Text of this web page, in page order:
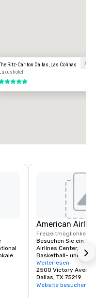
The Ritz-Carlton Dallas, Las Colinas
Luxushotel
von 5
American
Freizeitmöglichkeiten
Besuchen Sie ein
Airlines Center, der
Basketball- und
Hockeyteams der
Weiterlesen
2500 Victory Avenue
Dallas, TX 75219
Website besuchen